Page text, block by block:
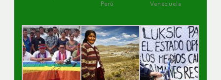
Perú
Venezuela